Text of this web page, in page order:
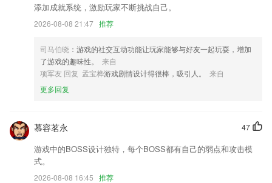
修复 Android 及以下水平分页出错的问题；
【新增】煤炭信息浏览记录预订记录收藏记录；
扫码效率提升
【动画视频】增加文字转语音图层置顶置底音频配音
以上就是腾信国际首页的介绍，如果您喜欢这款软件，您可以到应用商店
添加成就系统，激励玩家不断挑战自己。
2026-08-08 21:47 推荐
司马伯晓 ：游戏的社交互动功能让玩家能够与好友一起玩耍，增加
了游戏的趣味性。
来自
项军友 回复 孟宝桦游戏剧情设计得很棒，吸引人。
来自
更多回复
47
慕容茗永
游戏中的BOSS设计独特，每个BOSS都有自己的弱点和攻击模
式。
2026-08-08 16:45 推荐